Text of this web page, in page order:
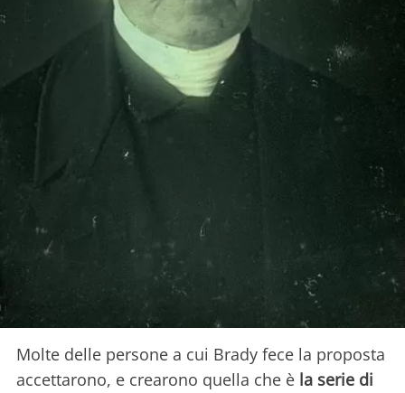
Molte delle persone a cui Brady fece la proposta
accettarono, e crearono quella che è la serie di